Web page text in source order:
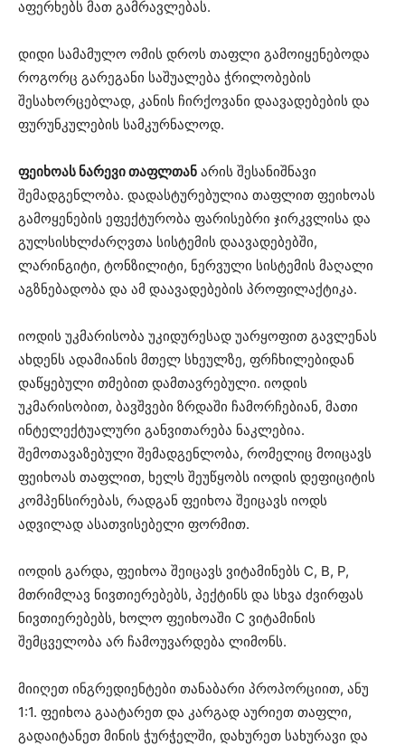
აფერხებს მათ გამრავლებას.
დიდი სამამულო ომის დროს თაფლი გამოიყენებოდა
როგორც გარეგანი საშუალება ჭრილობების
შესახორცებლად, კანის ჩირქოვანი დაავადებების და
ფურუნკულების სამკურნალოდ.
ფეიხოას ნარევი თაფლთან არის შესანიშნავი
შემადგენლობა. დადასტურებულია თაფლით ფეიხოას
გამოყენების ეფექტურობა ფარისებრი ჯირკვლისა და
გულსისხლძარღვთა სისტემის დაავადებებში,
ლარინგიტი, ტონზილიტი, ნერვული სისტემის მაღალი
აგზნებადობა და ამ დაავადებების პროფილაქტიკა.
იოდის უკმარისობა უკიდურესად უარყოფით გავლენას
ახდენს ადამიანის მთელ სხეულზე, ფრჩხილებიდან
დაწყებული თმებით დამთავრებული. იოდის
უკმარისობით, ბავშვები ზრდაში ჩამორჩებიან, მათი
ინტელექტუალური განვითარება ნაკლებია.
შემოთავაზებული შემადგენლობა, რომელიც მოიცავს
ფეიხოას თაფლით, ხელს შეუწყობს იოდის დეფიციტის
კომპენსირებას, რადგან ფეიხოა შეიცავს იოდს
ადვილად ასათვისებელი ფორმით.
იოდის გარდა, ფეიხოა შეიცავს ვიტამინებს C, B, P,
მთრიმლავ ნივთიერებებს, პექტინს და სხვა ძვირფას
ნივთიერებებს, ხოლო ფეიხოაში C ვიტამინის
შემცველობა არ ჩამოუვარდება ლიმონს.
მიიღეთ ინგრედიენტები თანაბარი პროპორციით, ანუ
1:1. ფეიხოა გაატარეთ და კარგად აურიეთ თაფლი,
გადაიტანეთ მინის ჭურჭელში, დახურეთ სახურავი და